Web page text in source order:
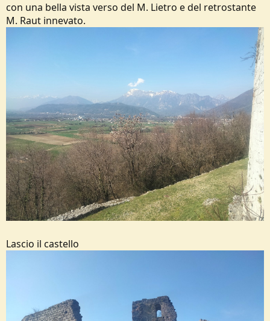
con una bella vista verso del M. Lietro e del retrostante
M. Raut innevato.
Lascio il castello